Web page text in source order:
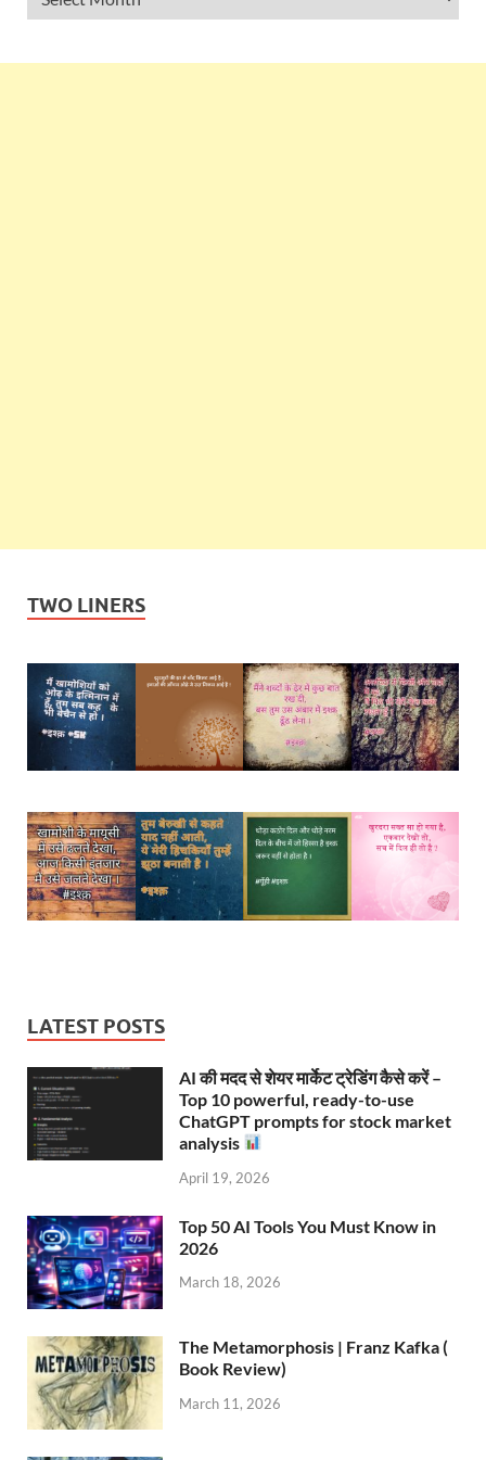
TWO LINERS
LATEST POSTS
AI की मदद से शेयर मार्केट ट्रेडिंग कैसे करें –
Top 10 powerful, ready-to-use
ChatGPT prompts for stock market
analysis
April 19, 2026
Top 50 AI Tools You Must Know in
2026
March 18, 2026
The Metamorphosis | Franz Kafka (
Book Review)
March 11, 2026